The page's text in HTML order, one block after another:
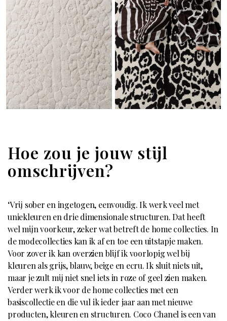
Hoe zou je jouw stijl
omschrijven?
‘Vrij sober en ingetogen, eenvoudig. Ik werk veel met
uniekleuren en drie dimensionale structuren. Dat heeft
wel mijn voorkeur, zeker wat betreft de home collecties. In
de modecollecties kan ik af en toe een uitstapje maken.
Voor zover ik kan overzien blijf ik voorlopig wel bij
kleuren als grijs, blauw, beige en ecru. Ik sluit niets uit,
maar je zult mij niet snel iets in roze of geel zien maken.
Verder werk ik voor de home collecties met een
basiscollectie en die vul ik ieder jaar aan met nieuwe
producten, kleuren en structuren. Coco Chanel is een van